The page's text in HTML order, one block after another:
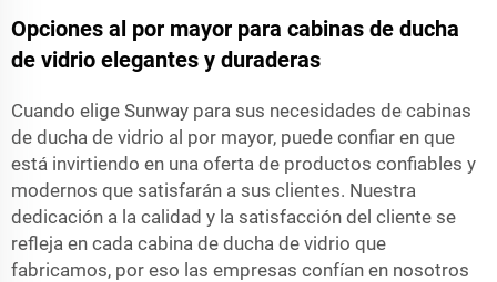
Opciones al por mayor para cabinas de ducha
de vidrio elegantes y duraderas
Cuando elige Sunway para sus necesidades de cabinas
de ducha de vidrio al por mayor, puede confiar en que
está invirtiendo en una oferta de productos confiables y
modernos que satisfarán a sus clientes. Nuestra
dedicación a la calidad y la satisfacción del cliente se
refleja en cada cabina de ducha de vidrio que
fabricamos, por eso las empresas confían en nosotros